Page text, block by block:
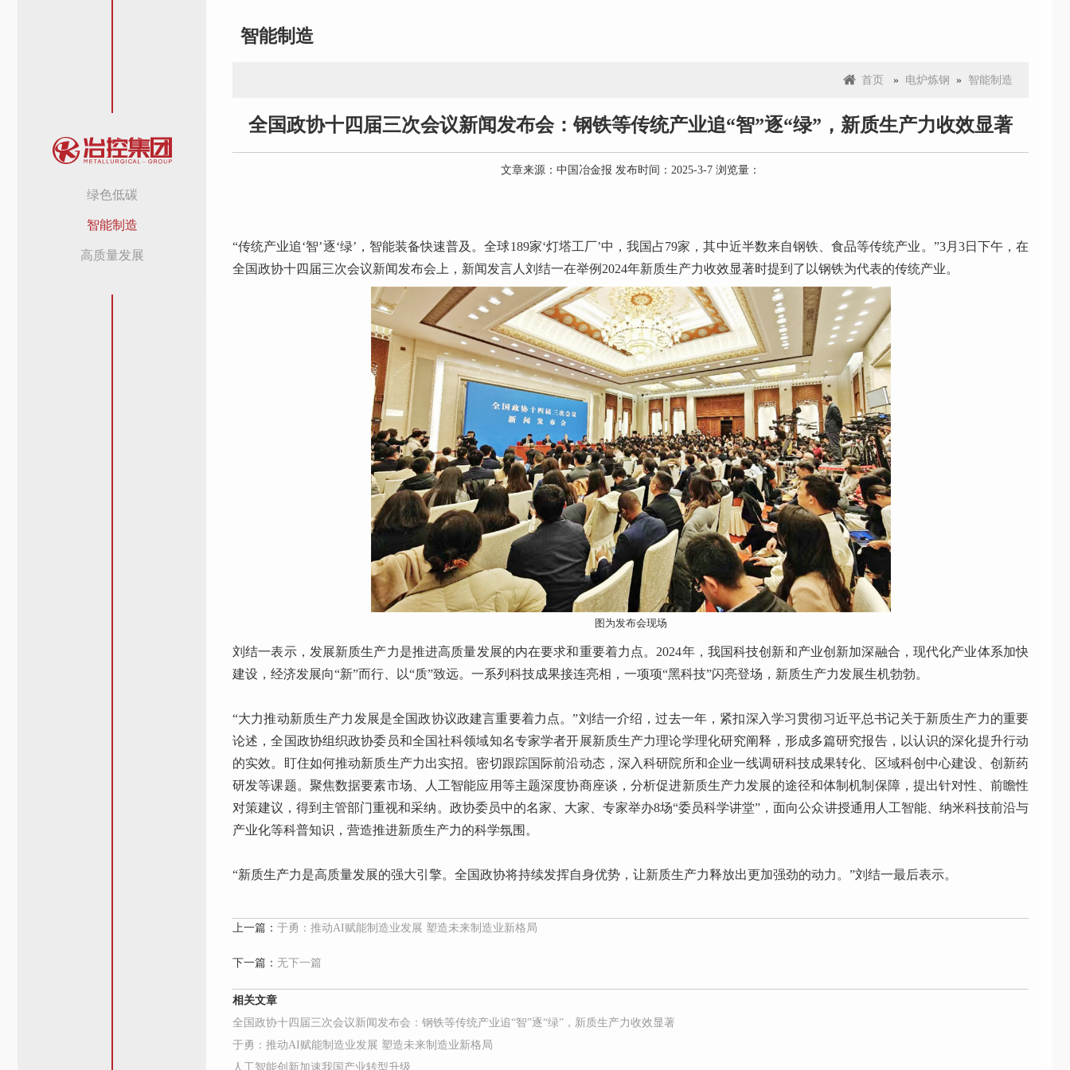
绿色低碳
智能制造
高质量发展
智能制造
首页 » 电炉炼钢 » 智能制造
全国政协十四届三次会议新闻发布会：钢铁等传统产业追“智”逐“绿”，新质生产力收效显著
文章来源：中国冶金报 发布时间：2025-3-7 浏览量：
“传统产业追‘智’逐‘绿’，智能装备快速普及。全球189家‘灯塔工厂’中，我国占79家，其中近半数来自钢铁、食品等传统产业。”3月3日下午，在
全国政协十四届三次会议新闻发布会上，新闻发言人刘结一在举例2024年新质生产力收效显著时提到了以钢铁为代表的传统产业。
图为发布会现场
刘结一表示，发展新质生产力是推进高质量发展的内在要求和重要着力点。2024年，我国科技创新和产业创新加深融合，现代化产业体系加快
建设，经济发展向“新”而行、以“质”致远。一系列科技成果接连亮相，一项项“黑科技”闪亮登场，新质生产力发展生机勃勃。
“大力推动新质生产力发展是全国政协议政建言重要着力点。”刘结一介绍，过去一年，紧扣深入学习贯彻习近平总书记关于新质生产力的重要
论述，全国政协组织政协委员和全国社科领域知名专家学者开展新质生产力理论学理化研究阐释，形成多篇研究报告，以认识的深化提升行动
的实效。盯住如何推动新质生产力出实招。密切跟踪国际前沿动态，深入科研院所和企业一线调研科技成果转化、区域科创中心建设、创新药
研发等课题。聚焦数据要素市场、人工智能应用等主题深度协商座谈，分析促进新质生产力发展的途径和体制机制保障，提出针对性、前瞻性
对策建议，得到主管部门重视和采纳。政协委员中的名家、大家、专家举办8场“委员科学讲堂”，面向公众讲授通用人工智能、纳米科技前沿与
产业化等科普知识，营造推进新质生产力的科学氛围。
“新质生产力是高质量发展的强大引擎。全国政协将持续发挥自身优势，让新质生产力释放出更加强劲的动力。”刘结一最后表示。
上一篇： 于勇：推动AI赋能制造业发展 塑造未来制造业新格局
下一篇： 无下一篇
相关文章
全国政协十四届三次会议新闻发布会：钢铁等传统产业追“智”逐“绿”，新质生产力收效显著
于勇：推动AI赋能制造业发展 塑造未来制造业新格局
人工智能创新加速我国产业转型升级